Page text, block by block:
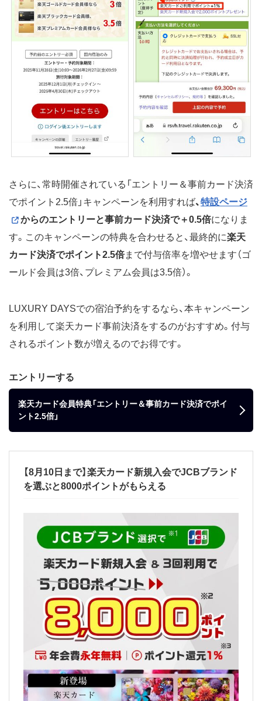
さらに、常時開催されている「エントリー＆事前カード決済
でポイント2.5倍」キャンペーンを利用すれば、 特設ページ
からのエントリーと事前カード決済で＋0.5倍になりま
す。このキャンペーンの特典を合わせると、最終的に楽天
カード決済でポイント2.5倍まで付与倍率を増やせます（ゴ
ールド会員は3倍、プレミアム会員は3.5倍）。
LUXURY DAYSでの宿泊予約をするなら、本キャンペーン
を利用して楽天カード事前決済をするのがおすすめ。付与
されるポイント数が増えるのでお得です。
エントリーする
楽天カード会員特典「エントリー＆事前カード決済でポイ
ント2.5倍」
【8月10日まで】楽天カード新規入会でJCBブランド
を選ぶと8000ポイントがもらえる